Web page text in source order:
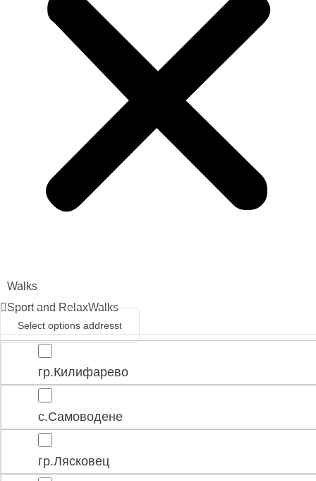
Walks
Sport and RelaxWalks
Select options address
гр.Килифарево
с.Самоводене
гр.Лясковец